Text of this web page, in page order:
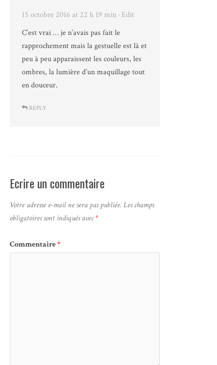
15 octobre 2016 at 22 h 19 min · Edit
C’est vrai … je n’avais pas fait le
rapprochement mais la gestuelle est là et
peu à peu apparaissent les couleurs, les
ombres, la lumière d’un maquillage tout
en douceur.
REPLY
Ecrire un commentaire
Votre adresse e-mail ne sera pas publiée. Les champs
obligatoires sont indiqués avec*
Commentaire*